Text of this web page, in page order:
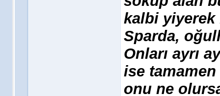
kalbi yiyerek
Sparda,
Onları ayrı
ise
onu ne